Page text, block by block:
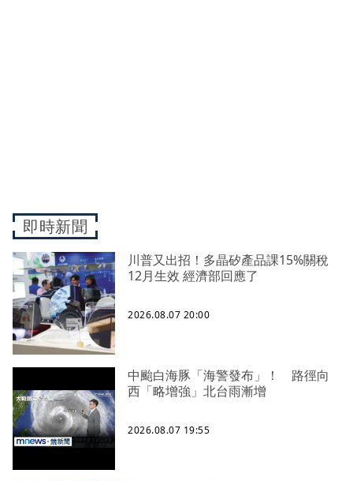
即時新聞
川普又出招！多晶矽產品課15%關稅
12月生效 經濟部回應了
2026.08.07 20:00
中颱白海豚「海警發布」！ 路徑向
西「略增強」北台雨漸增
2026.08.07 19:55